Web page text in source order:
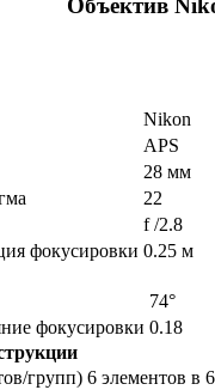
Объектив
Nikon
APS
28 мм
22
f /2.8
фокусировки 0.25 м
74°
фокусировки 0.18
групп) 6 элементов в